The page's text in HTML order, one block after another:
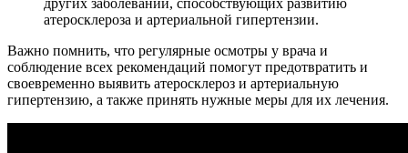
атеросклероза и артериальной гипертензии.
Важно помнить, что регулярные осмотры у врача и
соблюдение всех рекомендаций помогут предотвратить и
своевременно выявить атеросклероз и артериальную
гипертензию, а также принять нужные меры для их лечения.